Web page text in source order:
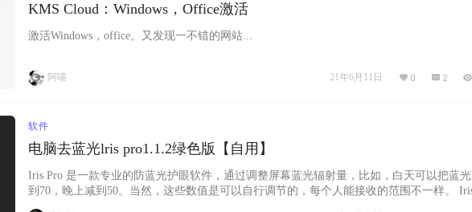
KMS Cloud：Windows，Office激活
激活Windows，office。又发现一不错的网站...
阿喵 21年6月11日 0 2
软件
电脑去蓝光lris pro1.1.2绿色版【自用】
Iris Pro 是一款专业的防蓝光护眼软件，通过调整屏幕蓝光辐射量，比如，白天可以把蓝
到70，晚上减到50。当然，这些数值是可以自行调节的，每个人能接收的范围不一样。 Iris